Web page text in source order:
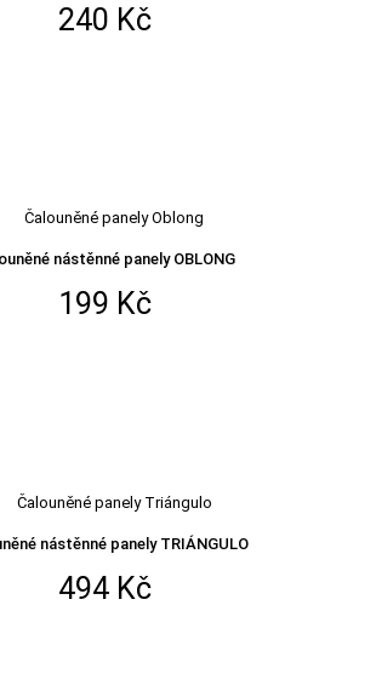
240 Kč
nástěnné panely OBLONG
199 Kč
nástěnné panely TRIÁNGULO
494 Kč